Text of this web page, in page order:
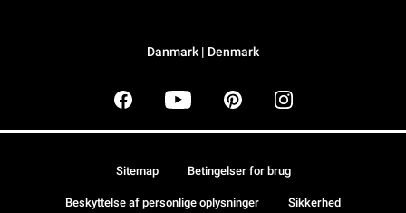
Danmark | Denmark
Sitemap Betingelser for brug
Beskyttelse af personlige oplysninger Sikkerhed